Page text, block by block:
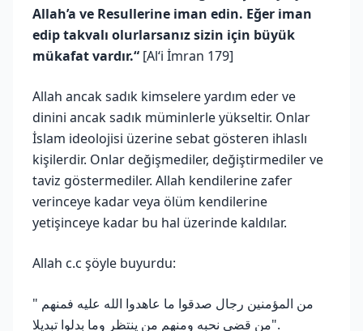
Allah’a ve Resullerine iman edin. Eğer iman
edip takvalı olurlarsanız sizin için büyük
mükafat vardır.“ [Al‘i İmran 179]
Allah ancak sadık kimselere yardım eder ve
dinini ancak sadık müminlerle yükseltir. Onlar
İslam ideolojisi üzerine sebat gösteren ihlaslı
kişilerdir. Onlar değişmediler, değiştirmediler ve
taviz göstermediler. Allah kendilerine zafer
verinceye kadar veya ölüm kendilerine
yetişinceye kadar bu hal üzerinde kaldılar.
Allah c.c şöyle buyurdu:
" من المؤمنين رجال صدقوا ما عاهدوا الله عليه فمنهم
من قضى نحبه ومنهم من ينتظر وما بدلوا تبديلا".